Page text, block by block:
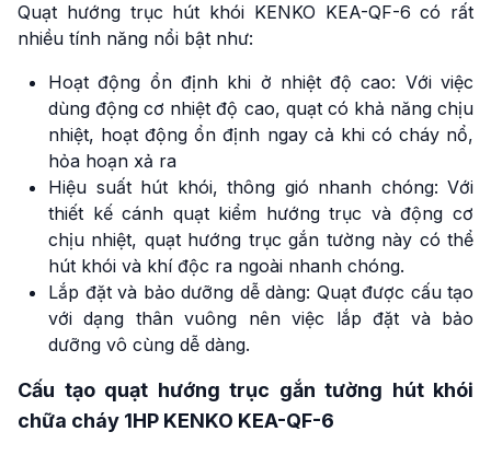
Quạt hướng trục hút khói KENKO KEA-QF-6 có rất
nhiều tính năng nổi bật như:
Hoạt động ổn định khi ở nhiệt độ cao: Với việc
dùng động cơ nhiệt độ cao, quạt có khả năng chịu
nhiệt, hoạt động ổn định ngay cả khi có cháy nổ,
hỏa hoạn xả ra
Hiệu suất hút khói, thông gió nhanh chóng: Với
thiết kế cánh quạt kiểm hướng trục và động cơ
chịu nhiệt, quạt hướng trục gắn tường này có thể
hút khói và khí độc ra ngoài nhanh chóng.
Lắp đặt và bảo dưỡng dễ dàng: Quạt được cấu tạo
với dạng thân vuông nên việc lắp đặt và bảo
dưỡng vô cùng dễ dàng.
Cấu tạo quạt hướng trục gắn tường hút khói
chữa cháy 1HP KENKO KEA-QF-6